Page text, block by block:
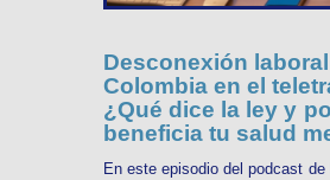
Desconexión
Colombia en el
¿Qué dice la ley y
beneficia tu salud
En este episodio del podcast de